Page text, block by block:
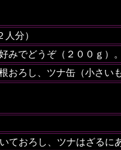
分）
みでどうぞ（２００ｇ）。
おろし、ツナ缶（小さい
ておろし、ツナはざるに